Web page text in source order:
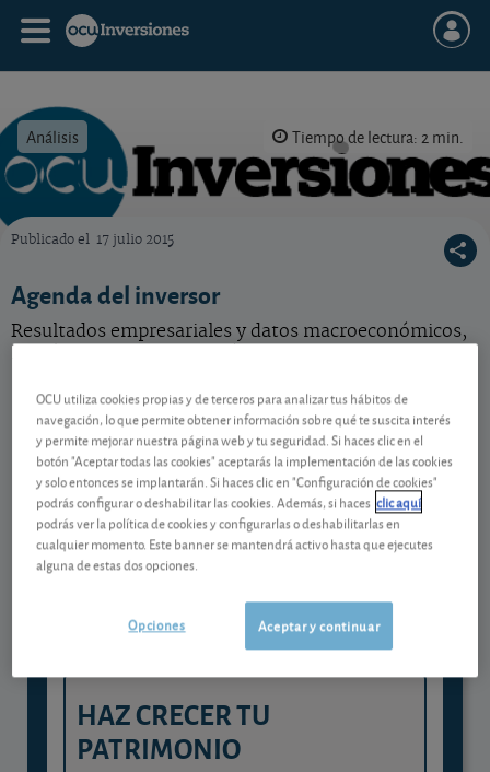
Análisis Tiempo de lectura: 2 min.
Publicado el 17 julio 2015
Agenda del inversor
Resultados empresariales y datos macroeconómicos,
Contenido reservado a SOCIOS
Gestiona tu dinero con visión
experta
y consigue que cada euro trabaje
HAZ CRECER TU
PATRIMONIO
OCU utiliza cookies propias y de terceros para analizar tus hábitos de
navegación, lo que permite obtener información sobre qué te suscita interés
y permite mejorar nuestra página web y tu seguridad. Si haces clic en el
botón "Aceptar todas las cookies" aceptarás la implementación de las cookies
y solo entonces se implantarán. Si haces clic en "Configuración de cookies"
podrás configurar o deshabilitar las cookies. Además, si haces clic aquí
podrás ver la política de cookies y configurarlas o deshabilitarlas en
cualquier momento. Este banner se mantendrá activo hasta que ejecutes
alguna de estas dos opciones.
Aceptar y continuar
Opciones